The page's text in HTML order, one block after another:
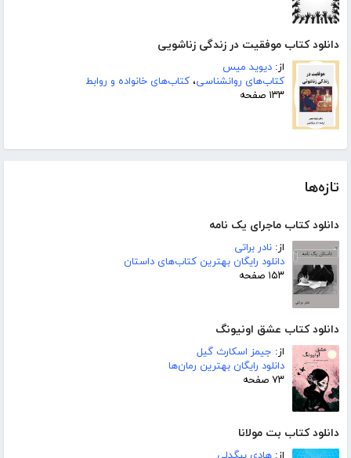
دانلود کتاب موفقیت در زندگی زناشویی
از: دیوید میس
کتاب‌های روانشناسی، کتاب‌های خانواده و روابط
۱۳۳ صفحه
تازه‌ها
دانلود کتاب ماجرای یک نامه
از: نادر براتی
دانلود رایگان بهترین کتاب‌های داستان
۱۵۳ صفحه
دانلود کتاب عشق اونیونگ
از: جیمز اسکارث گیل
دانلود رایگان بهترین رمان‌ها
۷۳ صفحه
دانلود کتاب بت مولانا